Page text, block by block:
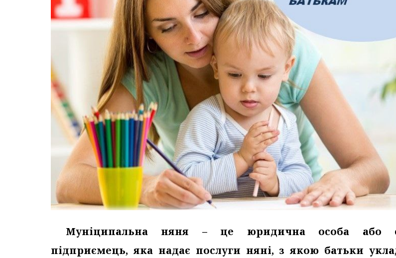
Муніципальна няня – це юридична особа або
підприємець, яка надає послуги няні, з якою батьки